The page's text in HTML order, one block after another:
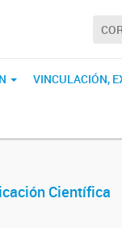
VINCULACIÓN,
Científica